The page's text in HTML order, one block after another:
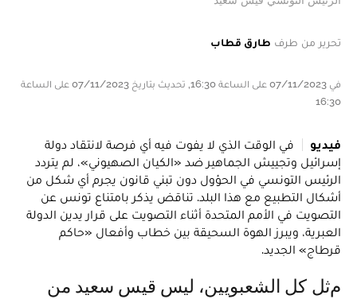
تحرير من طرف طارق قطاب
في 07/11/2023 على الساعة 16:30, تحديث بتاريخ 07/11/2023 على الساعة
16:30
فيديو
في الوقت الذي لا يفوت فيه أي فرصة لانتقاد دولة
إسرائيل وتجييش الجماهير ضد «الكيان الصهيوني»، لم يتردد
الرئيس التونسي في الحؤول دون تبني قانون يجرم أي شكل من
أشكال التطبيع مع هذا البلد. تناقض يذكر بامتناع تونس عن
التصويت في الأمم المتحدة أثناء التصويت على قرار يدين الدولة
العبرية، ويبرز الهوة السحيقة بين خطاب وأفعال «حاكم
قرطاج» الجديد.
مثل كل الشعبويين، ليس قيس سعيد من